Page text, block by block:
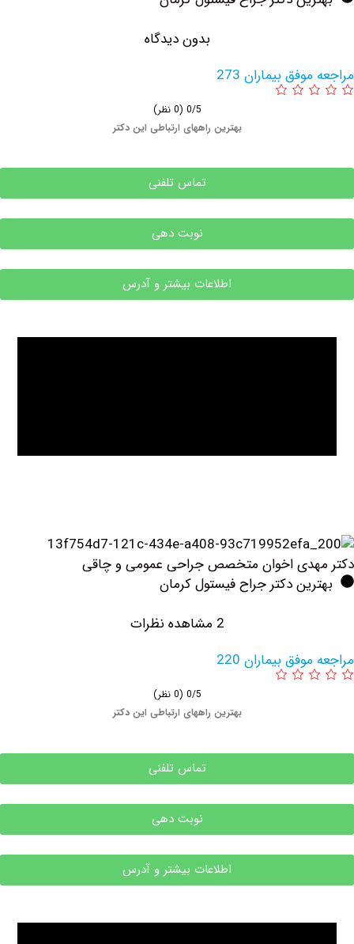
بدون دیدگاه
بیماران 273
بهترین راههای ارتباطی این دکتر
تماس تلفنی
نوبت دهی
اطلاعات بیشتر و آدرس
اخوان متخصص جراحی عمومی و چاقی
دکتر جراح فیستول کرمان
بیماران 220
بهترین راههای ارتباطی این دکتر
تماس تلفنی
نوبت دهی
اطلاعات بیشتر و آدرس